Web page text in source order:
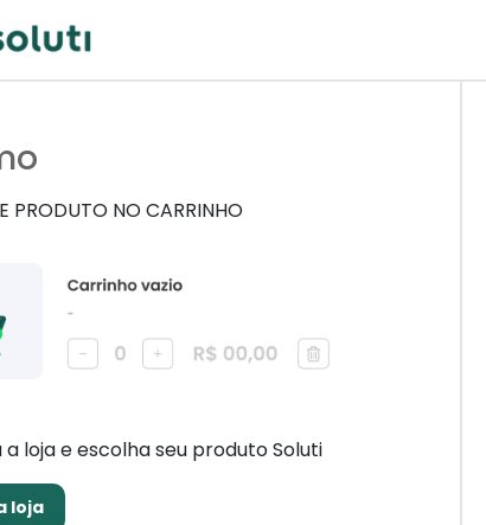
PRODUTO NO CARRINHO
loja e escolha seu produto Soluti
loja